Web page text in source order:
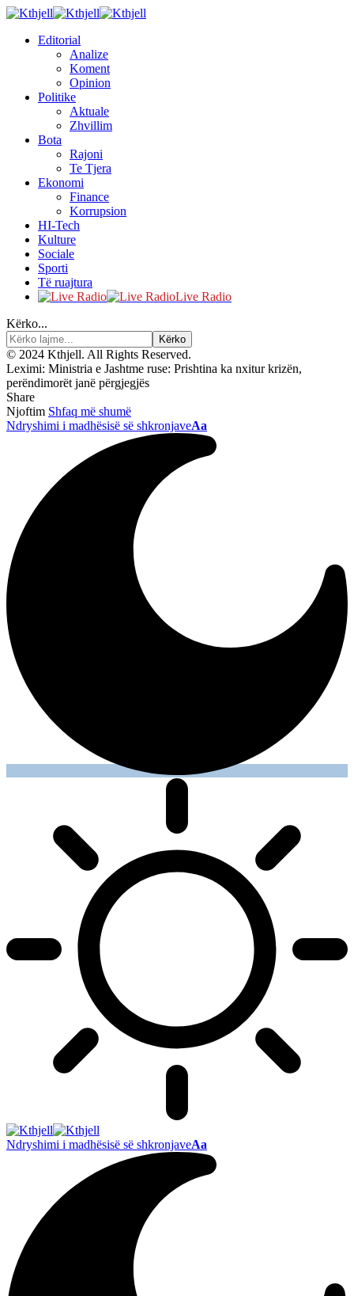
Editorial
Analize
Koment
Opinion
Politike
Aktuale
Zhvillim
Bota
Rajoni
Te Tjera
Ekonomi
Finance
Korrupsion
HI-Tech
Kulture
Sociale
Sporti
Të ruajtura
Live Radio
Kërko...
© 2024 Kthjell. All Rights Reserved.
Leximi: Ministria e Jashtme ruse: Prishtina ka nxitur krizën,
perëndimorët janë përgjegjës
Share
Njoftim Shfaq më shumë
Ndryshimi i madhësisë së shkronjaveAa
Ndryshimi i madhësisë së shkronjaveAa